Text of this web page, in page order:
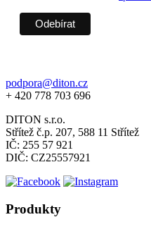
podpora@diton.cz
+ 420 778 703 696
DITON s.r.o.
Střítež č.p. 207, 588 11 Střítež
IČ: 255 57 921
DIČ: CZ25557921
Produkty